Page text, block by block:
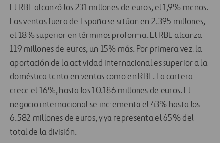
El RBE alcanzó los 231 millones de euros, el 1,9% menos.
Las ventas fuera de España se sitúan en 2.395 millones,
el 18% superior en términos proforma. El RBE alcanza
119 millones de euros, un 15% más. Por primera vez, la
aportación de la actividad internacional es superior a la
doméstica tanto en ventas como en RBE. La cartera
crece el 16%, hasta los 10.186 millones de euros. El
negocio internacional se incrementa el 43% hasta los
6.582 millones de euros, y ya representa el 65% del
total de la división.